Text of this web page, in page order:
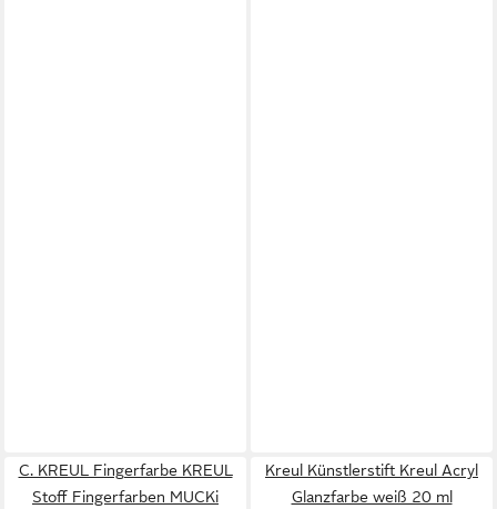
C. KREUL Fingerfarbe KREUL
Stoff Fingerfarben MUCKi
Kreul Künstlerstift Kreul Acryl
Glanzfarbe weiß 20 ml